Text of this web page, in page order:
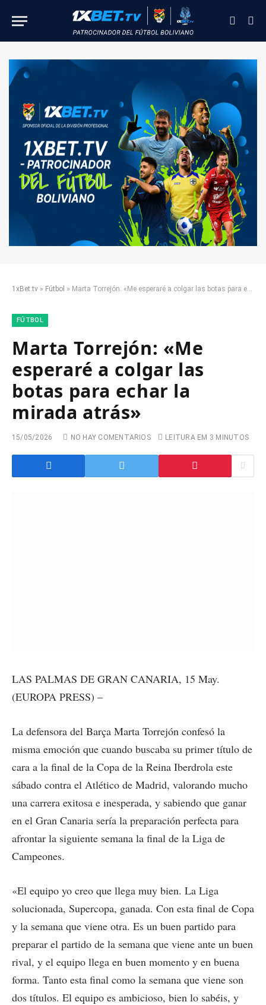
1xBet.tv » Fútbol » Marta Torrejón: «Me esperaré a colgar las botas para echar la mirada atrás»
FÚTBOL
Marta Torrejón: «Me
esperaré a colgar las
botas para echar la
mirada atrás»
15/05/2026 NO HAY COMENTARIOS LEITURA EM 3 MINUTOS
LAS PALMAS DE GRAN CANARIA, 15 May.
(EUROPA PRESS) –
La defensora del Barça Marta Torrejón confesó la
misma emoción que cuando buscaba su primer título de
cara a la final de la Copa de la Reina Iberdrola este
sábado contra el Atlético de Madrid, valorando mucho
una carrera exitosa e inesperada, y sabiendo que ganar
en el Gran Canaria sería la preparación perfecta para
afrontar la siguiente semana la final de la Liga de
Campeones.
«El equipo yo creo que llega muy bien. La Liga
solucionada, Supercopa, ganada. Con esta final de Copa
y la semana que viene otra. Es un buen partido para
preparar el partido de la semana que viene ante un buen
rival, y el equipo llega en buen momento y en buena
forma. Tanto esta final como la semana que viene son
dos títulos. El equipo es ambicioso, bien lo sabéis, y